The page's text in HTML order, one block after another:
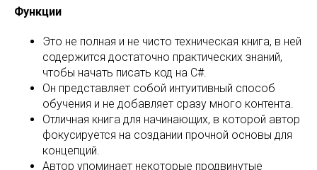
Функции
Это не полная и не чисто техническая книга, в ней
содержится достаточно практических знаний,
чтобы начать писать код на C#.
Он представляет собой интуитивный способ
обучения и не добавляет сразу много контента.
Отличная книга для начинающих, в которой автор
фокусируется на создании прочной основы для
концепций.
Автор упоминает некоторые продвинутые